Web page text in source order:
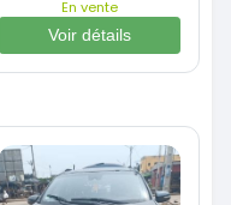
En vente
Voir détails